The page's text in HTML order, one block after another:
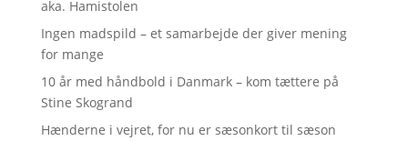
aka. Hamistolen
Ingen madspild – et samarbejde der giver mening
for mange
10 år med håndbold i Danmark – kom tættere på
Stine Skogrand
Hænderne i vejret, for nu er sæsonkort til sæson